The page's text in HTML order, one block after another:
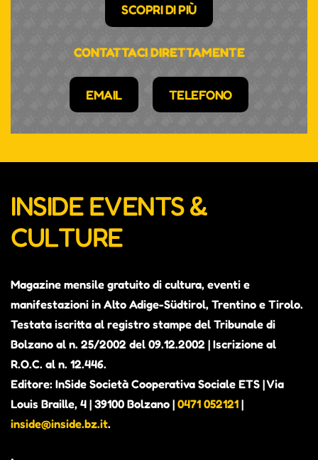
SCOPRI DI PIÙ
CONTATTACI DIRETTAMENTE
EMAIL TELEFONO
INSIDE EVENTS &
CULTURE
Magazine mensile gratuito di cultura, eventi e
manifestazioni in Alto Adige-Südtirol, Trentino e Tirolo.
Testata iscritta al registro stampe del Tribunale di
Bolzano al n. 25/2002 del 09.12.2002 | Iscrizione al
R.O.C. al n. 12.446.
Editore: InSide Società Cooperativa Sociale ETS | Via
Louis Braille, 4 | 39100 Bolzano | 0471 052121 |
inside@inside.bz.it.